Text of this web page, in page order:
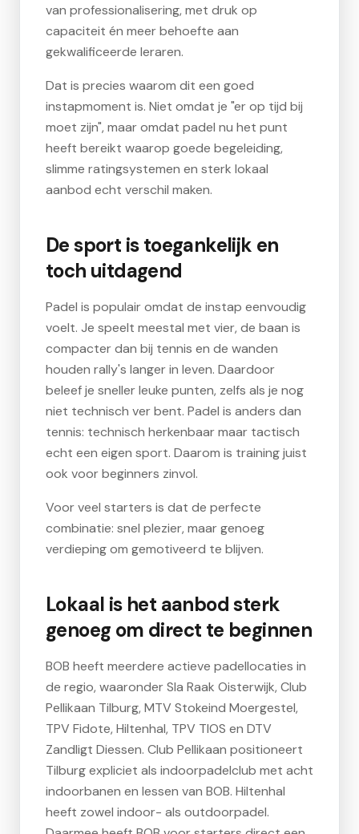
van professionalisering, met druk op
capaciteit én meer behoefte aan
gekwalificeerde leraren.
Dat is precies waarom dit een goed
instapmoment is. Niet omdat je "er op tijd bij
moet zijn", maar omdat padel nu het punt
heeft bereikt waarop goede begeleiding,
slimme ratingsystemen en sterk lokaal
aanbod echt verschil maken.
De sport is toegankelijk en
toch uitdagend
Padel is populair omdat de instap eenvoudig
voelt. Je speelt meestal met vier, de baan is
compacter dan bij tennis en de wanden
houden rally's langer in leven. Daardoor
beleef je sneller leuke punten, zelfs als je nog
niet technisch ver bent. Padel is anders dan
tennis: technisch herkenbaar maar tactisch
echt een eigen sport. Daarom is training juist
ook voor beginners zinvol.
Voor veel starters is dat de perfecte
combinatie: snel plezier, maar genoeg
verdieping om gemotiveerd te blijven.
Lokaal is het aanbod sterk
genoeg om direct te beginnen
BOB heeft meerdere actieve padellocaties in
de regio, waaronder Sla Raak Oisterwijk, Club
Pellikaan Tilburg, MTV Stokeind Moergestel,
TPV Fidote, Hiltenhal, TPV TIOS en DTV
Zandligt Diessen. Club Pellikaan positioneert
Tilburg expliciet als indoorpadelclub met acht
indoorbanen en lessen van BOB. Hiltenhal
heeft zowel indoor- als outdoorpadel.